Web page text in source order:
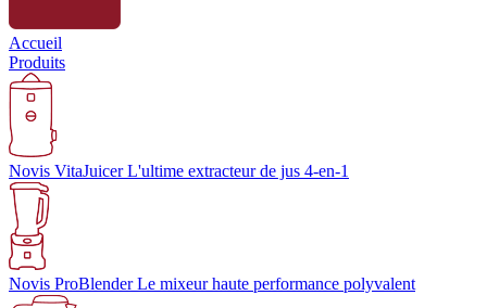
Accueil
Produits
Novis VitaJuicer L'ultime extracteur de jus 4-en-1
Novis ProBlender Le mixeur haute performance polyvalent